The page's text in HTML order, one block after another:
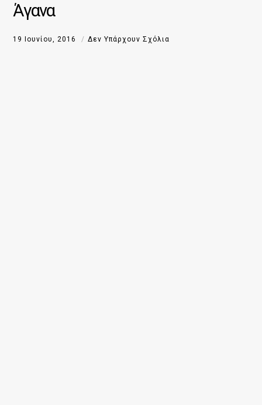
Άγανα
19 Ιουνίου, 2016 Δεν Υπάρχουν Σχόλια